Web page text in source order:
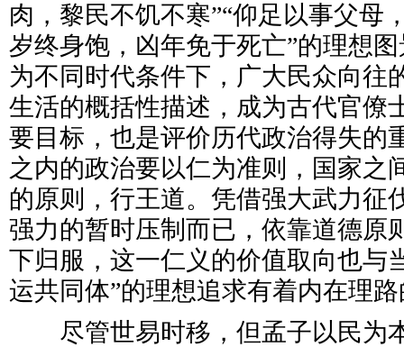
肉，黎民不饥不寒”“仰足以事父母
岁终身饱，凶年免于死亡”的理想
为不同时代条件下，广大民众向往
生活的概括性描述，成为古代官僚
要目标，也是评价历代政治得失的
之内的政治要以仁为准则，国家之
的原则，行王道。凭借强大武力征
强力的暂时压制而已，依靠道德原
下归服，这一仁义的价值取向也与
运共同体”的理想追求有着内在理
尽管世易时移，但孟子以民为本